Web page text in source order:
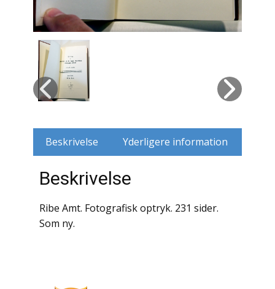
Jagt
Jernbaner
Kirkehistorie / Religion
Krop / Sind
Kunst
Litteraturhistorie
Beskrivelse Yderligere information
Beskrivelse
Ribe Amt. Fotografisk optryk. 231 sider.
Som ny.